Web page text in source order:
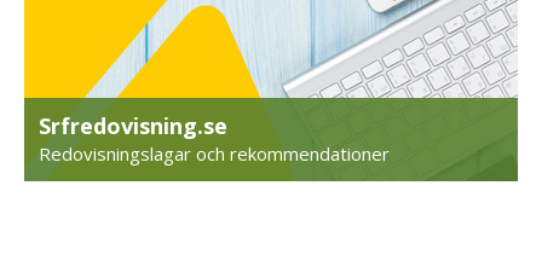
Srfredovisning.se
Redovisningslagar och rekommendationer